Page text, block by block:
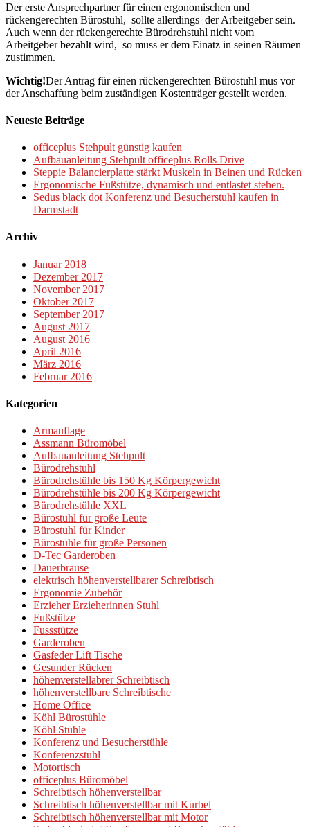
Der erste Ansprechpartner für einen ergonomischen und
rückengerechten Bürostuhl, sollte allerdings der Arbeitgeber sein.
Auch wenn der rückengerechte Bürodrehstuhl nicht vom
Arbeitgeber bezahlt wird, so muss er dem Einatz in seinen Räumen
zustimmen.
Wichtig!Der Antrag für einen rückengerechten Bürostuhl mus vor
der Anschaffung beim zuständigen Kostenträger gestellt werden.
Neueste Beiträge
officeplus Stehpult günstig kaufen
Aufbauanleitung Stehpult officeplus Rolls Drive
Steppie Balancierplatte stärkt Muskeln in Beinen und Rücken
Ergonomische Fußstütze, dynamisch und entlastet stehen.
Sedus black dot Konferenz und Besucherstuhl kaufen in
Darmstadt
Archiv
Januar 2018
Dezember 2017
November 2017
Oktober 2017
September 2017
August 2017
August 2016
April 2016
März 2016
Februar 2016
Kategorien
Armauflage
Assmann Büromöbel
Aufbauanleitung Stehpult
Bürodrehstuhl
Bürodrehstühle bis 150 Kg Körpergewicht
Bürodrehstühle bis 200 Kg Körpergewicht
Bürodrehstühle XXL
Bürostuhl für große Leute
Bürostuhl für Kinder
Bürostühle für große Personen
D-Tec Garderoben
Dauerbrause
elektrisch höhenverstellbarer Schreibtisch
Ergonomie Zubehör
Erzieher Erzieherinnen Stuhl
Fußstütze
Fussstütze
Garderoben
Gasfeder Lift Tische
Gesunder Rücken
höhenverstellabrer Schreibtisch
höhenverstellbare Schreibtische
Home Office
Köhl Bürostühle
Köhl Stühle
Konferenz und Besucherstühle
Konferenzstuhl
Motortisch
officeplus Büromöbel
Schreibtisch höhenverstellbar
Schreibtisch höhenverstellbar mit Kurbel
Schreibtisch höhenverstellbar mit Motor